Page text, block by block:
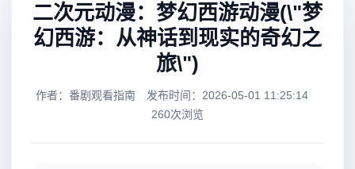
二次元动漫：梦幻西游动漫(\"梦
幻西游：从神话到现实的奇幻之
旅\")
作者：番剧观看指南
发布时间：2026-05-01 11:25:14
260次浏览